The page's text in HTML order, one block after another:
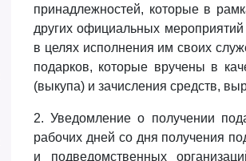
принадлежностей, которые в
других официальных
в целях исполнения им своих
подарков, которые вручены в
(выкупа) и зачисления средств,
2. Уведомление о получении
рабочих дней со дня получения
и подведомственных